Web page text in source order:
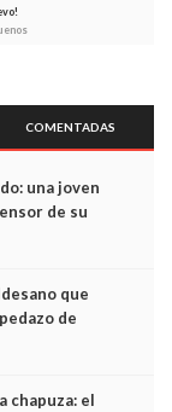
COMENTADAS
una joven
de su
que
de
chapuza: el